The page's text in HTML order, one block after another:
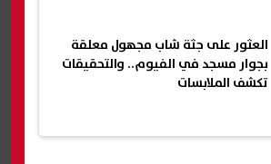
العثور على جثة شاب مجهول معلقة
بجوار مسجد في الفيوم.. والتحقيقات
تكشف الملابسات